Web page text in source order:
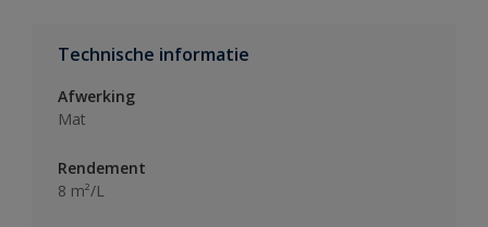
Technische informatie
Afwerking
Mat
Rendement
8 m²/L